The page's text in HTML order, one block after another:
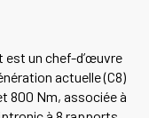
est un chef-d’œuvre
actuelle (C8)
800 Nm, associée à